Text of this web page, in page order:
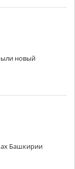
новый
Башкирии